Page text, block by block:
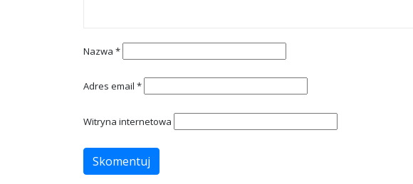
Nazwa *
Adres email *
Witryna internetowa